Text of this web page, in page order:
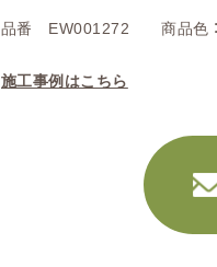
品番 EW001272商品色
施工事例はこちら